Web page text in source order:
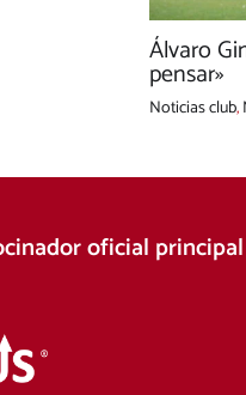
Álvaro
pensar»
Noticias club,
oficial principal